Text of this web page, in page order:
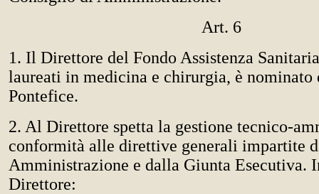
Art. 6
1. Il Direttore del Fondo Assistenza
laureati in medicina e chirurgia, è nominato
Pontefice.
2. Al Direttore spetta la gestione tecnico-
conformità alle direttive generali impartite
Amministrazione e dalla Giunta Esecutiva.
Direttore: